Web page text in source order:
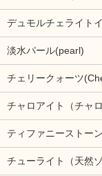
デュモルチェライト
淡水パール(pearl)
チェリークォーツ
チャロアイト（チャ
ティファニーストー
チューライト（天然